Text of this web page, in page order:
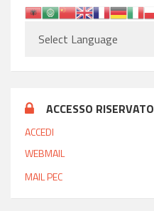
ACCESSO RISERVATO
ACCEDI
WEBMAIL
MAIL PEC